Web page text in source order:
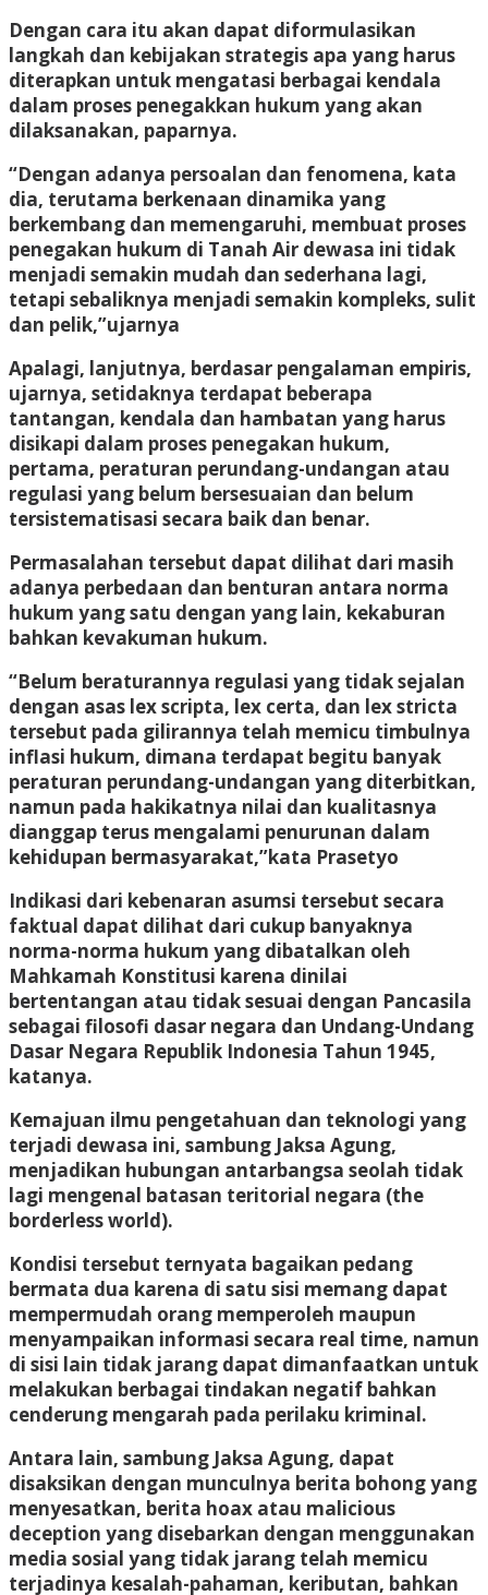
Dengan cara itu akan dapat diformulasikan
langkah dan kebijakan strategis apa yang harus
diterapkan untuk mengatasi berbagai kendala
dalam proses penegakkan hukum yang akan
dilaksanakan, paparnya.
“Dengan adanya persoalan dan fenomena, kata
dia, terutama berkenaan dinamika yang
berkembang dan memengaruhi, membuat proses
penegakan hukum di Tanah Air dewasa ini tidak
menjadi semakin mudah dan sederhana lagi,
tetapi sebaliknya menjadi semakin kompleks, sulit
dan pelik,”ujarnya
Apalagi, lanjutnya, berdasar pengalaman empiris,
ujarnya, setidaknya terdapat beberapa
tantangan, kendala dan hambatan yang harus
disikapi dalam proses penegakan hukum,
pertama, peraturan perundang-undangan atau
regulasi yang belum bersesuaian dan belum
tersistematisasi secara baik dan benar.
Permasalahan tersebut dapat dilihat dari masih
adanya perbedaan dan benturan antara norma
hukum yang satu dengan yang lain, kekaburan
bahkan kevakuman hukum.
“Belum beraturannya regulasi yang tidak sejalan
dengan asas lex scripta, lex certa, dan lex stricta
tersebut pada gilirannya telah memicu timbulnya
inflasi hukum, dimana terdapat begitu banyak
peraturan perundang-undangan yang diterbitkan,
namun pada hakikatnya nilai dan kualitasnya
dianggap terus mengalami penurunan dalam
kehidupan bermasyarakat,”kata Prasetyo
Indikasi dari kebenaran asumsi tersebut secara
faktual dapat dilihat dari cukup banyaknya
norma-norma hukum yang dibatalkan oleh
Mahkamah Konstitusi karena dinilai
bertentangan atau tidak sesuai dengan Pancasila
sebagai filosofi dasar negara dan Undang-Undang
Dasar Negara Republik Indonesia Tahun 1945,
katanya.
Kemajuan ilmu pengetahuan dan teknologi yang
terjadi dewasa ini, sambung Jaksa Agung,
menjadikan hubungan antarbangsa seolah tidak
lagi mengenal batasan teritorial negara (the
borderless world).
Kondisi tersebut ternyata bagaikan pedang
bermata dua karena di satu sisi memang dapat
mempermudah orang memperoleh maupun
menyampaikan informasi secara real time, namun
di sisi lain tidak jarang dapat dimanfaatkan untuk
melakukan berbagai tindakan negatif bahkan
cenderung mengarah pada perilaku kriminal.
Antara lain, sambung Jaksa Agung, dapat
disaksikan dengan munculnya berita bohong yang
menyesatkan, berita hoax atau malicious
deception yang disebarkan dengan menggunakan
media sosial yang tidak jarang telah memicu
terjadinya kesalah-pahaman, keributan, bahkan